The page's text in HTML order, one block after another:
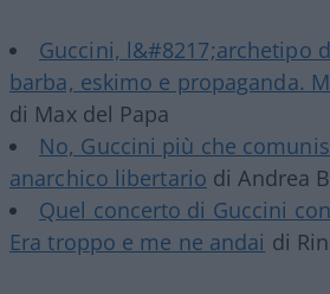
Guccini, l&#8217;archetipo
barba, eskimo e propaganda.
di Max del Papa
No, Guccini più che
anarchico libertario di Andrea
Quel concerto di Guccini
Era troppo e me ne andai di